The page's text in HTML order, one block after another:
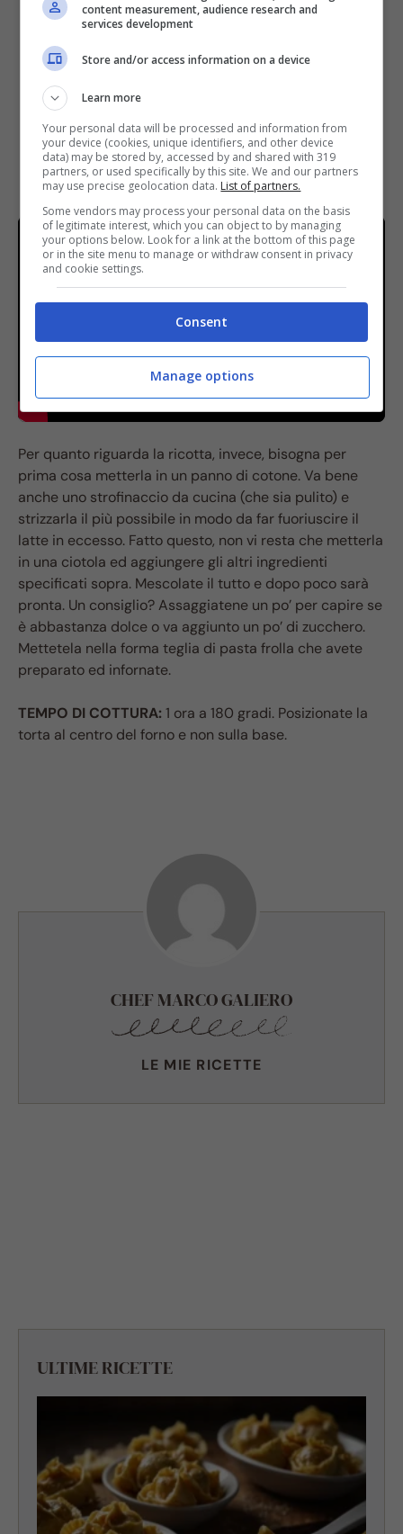
Per quanto riguarda la ricotta, invece, bisogna per
prima cosa metterla in un panno di cotone. Va bene
anche uno strofinaccio da cucina (che sia pulito) e
strizzarla il più possibile in modo da far fuoriuscire il
latte in eccesso. Fatto questo, non vi resta che metterla
in una ciotola ed aggiungere gli altri ingredienti
specificati sopra. Mescolate il tutto e dopo poco sarà
pronta. Un consiglio? Assaggiatene un po’ per capire se
è abbastanza dolce o va aggiunto un po’ di zucchero.
Mettetela nella forma teglia di pasta frolla che avete
preparato ed infornate.
TEMPO DI COTTURA: 1 ora a 180 gradi. Posizionate la
torta al centro del forno e non sulla base.
CHEF MARCO GALIERO
LE MIE RICETTE
ULTIME RICETTE
content measurement, audience research and
services development
Store and/or access information on a device
Learn more
Your personal data will be processed and information from
your device (cookies, unique identifiers, and other device
data) may be stored by, accessed by and shared with 319
partners, or used specifically by this site. We and our partners
may use precise geolocation data. List of partners.
Some vendors may process your personal data on the basis
of legitimate interest, which you can object to by managing
your options below. Look for a link at the bottom of this page
or in the site menu to manage or withdraw consent in privacy
and cookie settings.
Consent
Manage options